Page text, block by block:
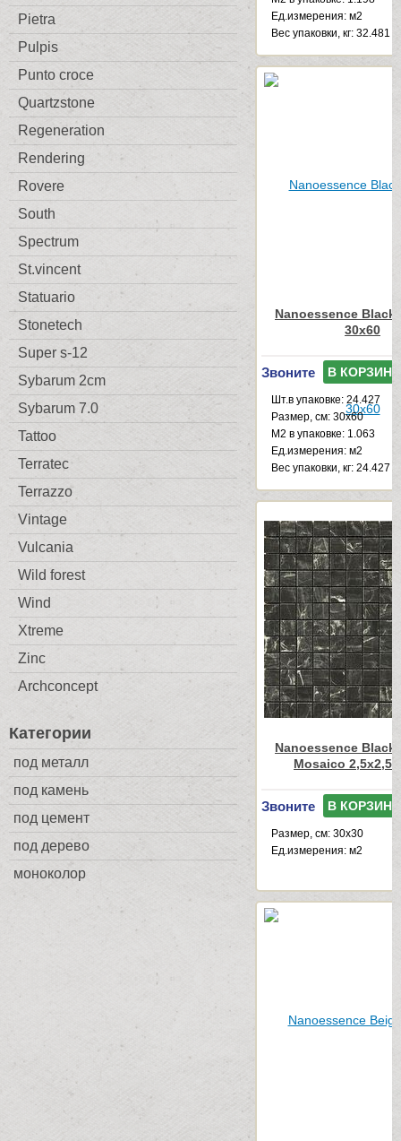
Pietra
Pulpis
Punto croce
Quartzstone
Regeneration
Rendering
Rovere
South
Spectrum
St.vincent
Statuario
Stonetech
Super s-12
Sybarum 2cm
Sybarum 7.0
Tattoo
Terratec
Terrazzo
Vintage
Vulcania
Wild forest
Wind
Xtreme
Zinc
Archconcept
Категории
под металл
под камень
под цемент
под дерево
моноколор
Ед.измерения: м2
Веc упаковки, кг: 32.481
Nanoessence Black
30x60
Звоните В КОРЗИНУ
Шт.в упаковке: 24.427
Размер, см: 30x60
М2 в упаковке: 1.063
Ед.измерения: м2
Веc упаковки, кг: 24.427
Nanoessence Black
Mosaico 2,5x2,5
Звоните В КОРЗИНУ
Размер, см: 30x30
Ед.измерения: м2